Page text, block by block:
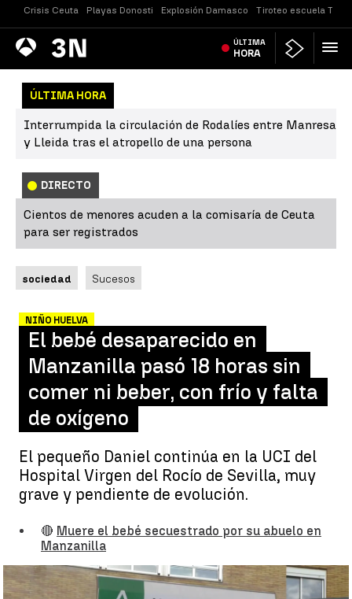
Crisis Ceuta Playas Donosti Explosión Damasco Tiroteo escuela
Antena
3 Noticias ÚLTIMA
HORA
ÚLTIMA HORA
Interrumpida la circulación de Rodalíes entre Manresa
y Lleida tras el atropello de una persona
DIRECTO
Cientos de menores acuden a la comisaría de Ceuta
para ser registrados
sociedad Sucesos
NIÑO HUELVA
El bebé desaparecido en
Manzanilla pasó 18 horas sin
comer ni beber, con frío y falta
de oxígeno
El pequeño Daniel continúa en la UCI del
Hospital Virgen del Rocío de Sevilla, muy
grave y pendiente de evolución.
🔴 Muere el bebé secuestrado por su abuelo en
Manzanilla
El niño de Huelva continúa muy grave | antena3noticias.com